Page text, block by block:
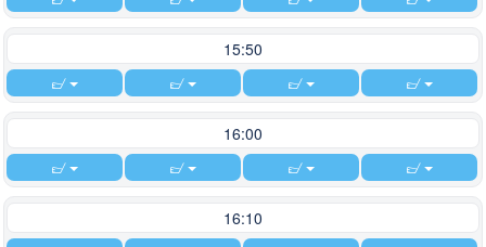
15:50
16:00
16:10